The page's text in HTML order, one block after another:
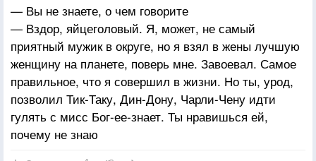
— Вы не знаете, о чем говорите
— Вздор, яйцеголовый. Я, может, не самый
приятный мужик в округе, но я взял в жены лучшую
женщину на планете, поверь мне. Завоевал. Самое
правильное, что я совершил в жизни. Но ты, урод,
позволил Тик-Таку, Дин-Дону, Чарли-Чену идти
гулять с мисс Бог-ее-знает. Ты нравишься ей,
почему не знаю